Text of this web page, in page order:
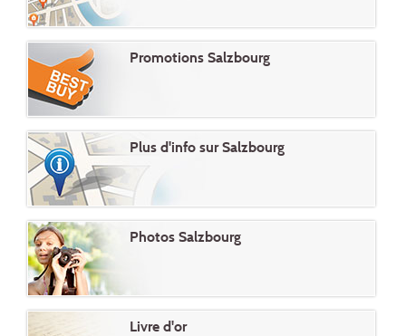
Promotions Salzbourg
Plus d'info sur Salzbourg
Photos Salzbourg
Livre d'or